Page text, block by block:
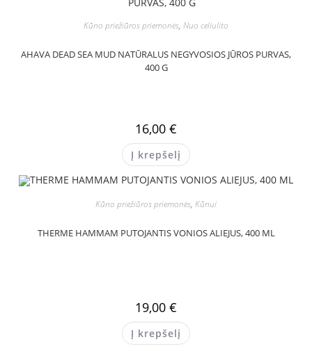
Kūno priežiūros priemonės, Nuo celiulito
AHAVA DEAD SEA MUD NATŪRALUS NEGYVOSIOS JŪROS PURVAS,
400 G
16,00 €
Į krepšelį
Kūno priežiūros priemonės, Kūnui
THERME HAMMAM PUTOJANTIS VONIOS ALIEJUS, 400 ML
19,00 €
Į krepšelį